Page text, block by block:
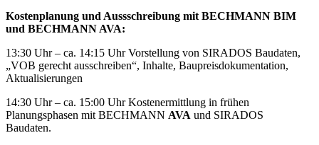
Kostenplanung und Aussschreibung mitBECHMANN BIM
und BECHMANNAVA:
13:30 Uhr – ca. 14:15 Uhr Vorstellung von SIRADOS Baudaten,
„VOB gerecht ausschreiben“, Inhalte, Baupreisdokumentation,
Aktualisierungen
14:30 Uhr – ca. 15:00 Uhr Kostenermittlung in frühen
Planungsphasen mitBECHMANN AVA und SIRADOS
Baudaten.